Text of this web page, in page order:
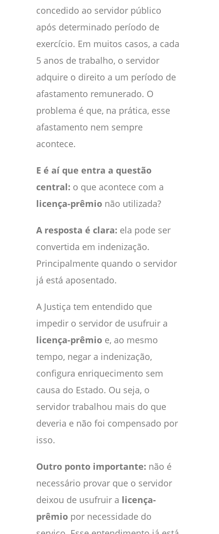
concedido ao servidor público
após determinado período de
exercício. Em muitos casos, a cada
5 anos de trabalho, o servidor
adquire o direito a um período de
afastamento remunerado. O
problema é que, na prática, esse
afastamento nem sempre
acontece.
E é aí que entra a questão
central: o que acontece com a
licença-prêmio não utilizada?
A resposta é clara: ela pode ser
convertida em indenização.
Principalmente quando o servidor
já está aposentado.
A Justiça tem entendido que
impedir o servidor de usufruir a
licença-prêmio e, ao mesmo
tempo, negar a indenização,
configura enriquecimento sem
causa do Estado. Ou seja, o
servidor trabalhou mais do que
deveria e não foi compensado por
isso.
Outro ponto importante: não é
necessário provar que o servidor
deixou de usufruir a licença-
prêmio por necessidade do